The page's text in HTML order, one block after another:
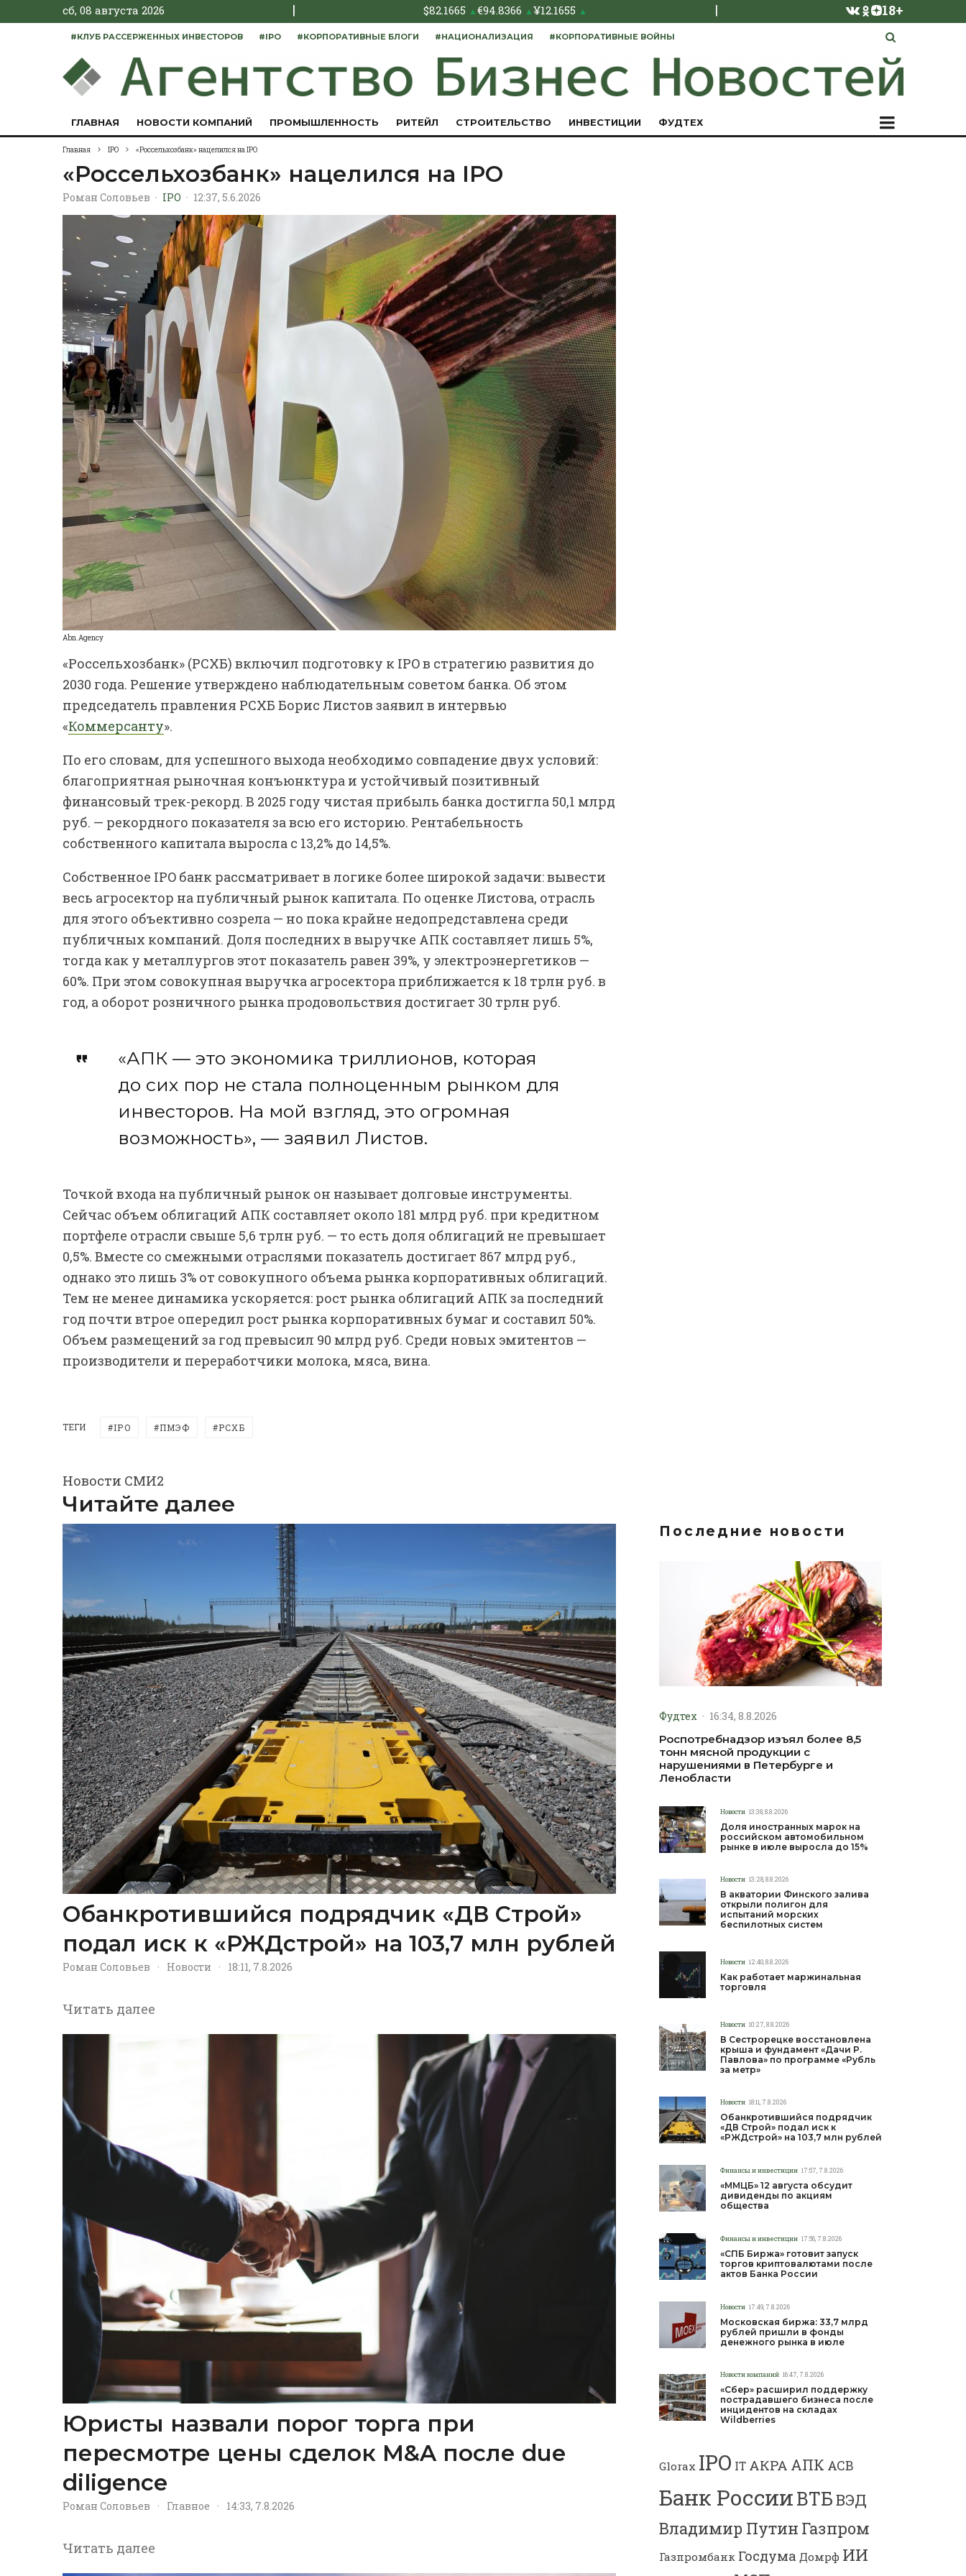
сб, 08 августа 2026 | $82.1665 ▲€94.8366 ▲¥12.1655 ▲ | 18+
#КЛУБ РАССЕРЖЕННЫХ ИНВЕСТОРОВ #IPO #КОРПОРАТИВНЫЕ БЛОГИ #НАЦИОНАЛИЗАЦИЯ #КОРПОРАТИВНЫЕ ВОЙНЫ
ГЛАВНАЯ НОВОСТИ КОМПАНИЙ ПРОМЫШЛЕННОСТЬ РИТЕЙЛ СТРОИТЕЛЬСТВО ИНВЕСТИЦИИ ФУДТЕХ
Главная IPO «Россельхозбанк» нацелился на IPO
«Россельхозбанк» нацелился на IPO
Роман Соловьев · IPO · 12:37, 5.6.2026
Abn.Agency
«Россельхозбанк» (РСХБ) включил подготовку к IPO в стратегию развития до
2030 года. Решение утверждено наблюдательным советом банка. Об этом
председатель правления РСХБ Борис Листов заявил в интервью
«Коммерсанту».
По его словам, для успешного выхода необходимо совпадение двух условий:
благоприятная рыночная конъюнктура и устойчивый позитивный
финансовый трек-рекорд. В 2025 году чистая прибыль банка достигла 50,1 млрд
руб. — рекордного показателя за всю его историю. Рентабельность
собственного капитала выросла с 13,2% до 14,5%.
Собственное IPO банк рассматривает в логике более широкой задачи: вывести
весь агросектор на публичный рынок капитала. По оценке Листова, отрасль
для этого объективно созрела — но пока крайне недопредставлена среди
публичных компаний. Доля последних в выручке АПК составляет лишь 5%,
тогда как у металлургов этот показатель равен 39%, у электроэнергетиков —
60%. При этом совокупная выручка агросектора приближается к 18 трлн руб. в
год, а оборот розничного рынка продовольствия достигает 30 трлн руб.
«АПК — это экономика триллионов, которая
до сих пор не стала полноценным рынком для
инвесторов. На мой взгляд, это огромная
возможность», — заявил Листов.
Точкой входа на публичный рынок он называет долговые инструменты.
Сейчас объем облигаций АПК составляет около 181 млрд руб. при кредитном
портфеле отрасли свыше 5,6 трлн руб. — то есть доля облигаций не превышает
0,5%. Вместе со смежными отраслями показатель достигает 867 млрд руб.,
однако это лишь 3% от совокупного объема рынка корпоративных облигаций.
Тем не менее динамика ускоряется: рост рынка облигаций АПК за последний
год почти втрое опередил рост рынка корпоративных бумаг и составил 50%.
Объем размещений за год превысил 90 млрд руб. Среди новых эмитентов —
производители и переработчики молока, мяса, вина.
ТЕГИ IPO ПМЭФ РСХБ
Новости СМИ2
Читайте далее
Обанкротившийся подрядчик «ДВ Строй»
подал иск к «РЖДстрой» на 103,7 млн рублей
Роман Соловьев · Новости · 18:11, 7.8.2026
Читать далее
Юристы назвали порог торга при
пересмотре цены сделок M&A после due
diligence
Роман Соловьев · Главное · 14:33, 7.8.2026
Читать далее
Последние новости
Фудтех · 16:34, 8.8.2026
Роспотребнадзор изъял более 8,5
тонн мясной продукции с
нарушениями в Петербурге и
Ленобласти
Новости 13:38, 8.8.2026
Доля иностранных марок на
российском автомобильном
рынке в июле выросла до 15%
Новости 13:28, 8.8.2026
В акватории Финского залива
открыли полигон для
испытаний морских
беспилотных систем
Новости 12:40, 8.8.2026
Как работает маржинальная
торговля
Новости 10:27, 8.8.2026
В Сестрорецке восстановлена
крыша и фундамент «Дачи Р.
Павлова» по программе «Рубль
за метр»
Новости 18:11, 7.8.2026
Обанкротившийся подрядчик
«ДВ Строй» подал иск к
«РЖДстрой» на 103,7 млн рублей
Финансы и инвестиции 17:57, 7.8.2026
«ММЦБ» 12 августа обсудит
дивиденды по акциям
общества
Финансы и инвестиции 17:56, 7.8.2026
«СПБ Биржа» готовит запуск
торгов криптовалютами после
актов Банка России
Новости 17:49, 7.8.2026
Московская биржа: 33,7 млрд
рублей пришли в фонды
денежного рынка в июле
Новости компаний 16:47, 7.8.2026
«Сбер» расширил поддержку
пострадавшего бизнеса после
инцидентов на складах
Wildberries
Glorax IPO IT АКРА АПК АСВ
Банк РоссииВТБВЭД
Владимир Путин Газпром
Газпромбанк Госдума Домрф ИИ